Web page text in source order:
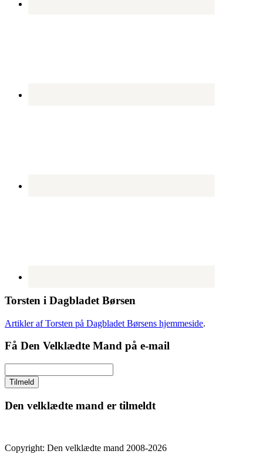
Torsten i Dagbladet Børsen
Artikler af Torsten på Dagbladet Børsens hjemmeside.
Få Den Velklædte Mand på e-mail
Den velklædte mand er tilmeldt
Copyright: Den velklædte mand 2008-2026